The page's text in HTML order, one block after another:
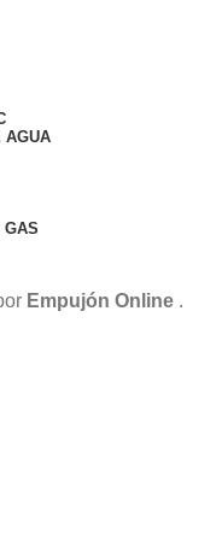
AGUA
GAS
Empujón Online .